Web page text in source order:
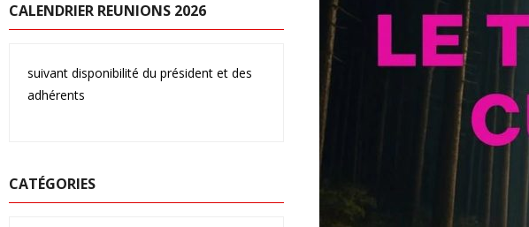
CALENDRIER REUNIONS 2026
suivant disponibilité du président et des
adhérents
CATÉGORIES